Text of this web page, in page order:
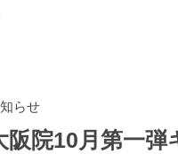
らせ
阪院10月第一弾